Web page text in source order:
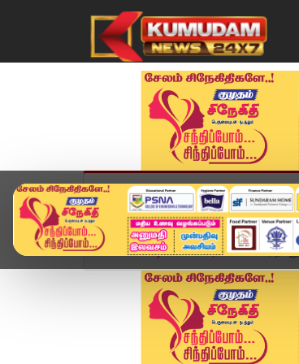
முகப்பு விளையாட்டு அண்மை
Home வீடியோ ஸ்டோரி மகளிர்